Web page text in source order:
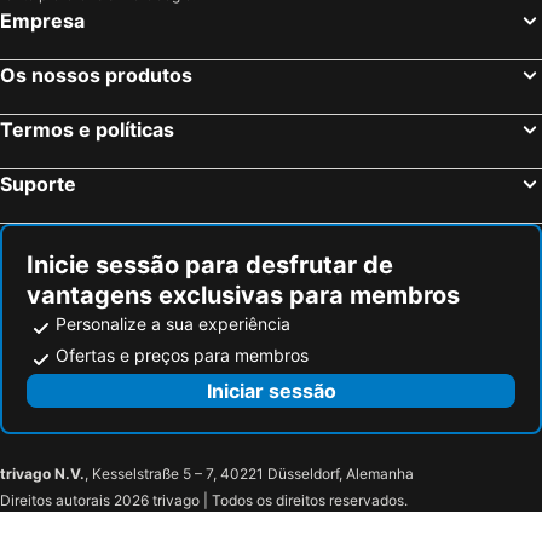
Chania, Creta Hotéis
Fira, Sul do Mar Egeu Hotéis
Ixia, Sul do Mar Egeu Hotéis
Oia, Sul do Mar Egeu Hotéis
Empresa
Os nossos produtos
Termos e políticas
Suporte
Inicie sessão para desfrutar de
vantagens exclusivas para membros
Personalize a sua experiência
Ofertas e preços para membros
Iniciar sessão
trivago N.V., Kesselstraße 5 – 7, 40221 Düsseldorf, Alemanha
Direitos autorais 2026 trivago | Todos os direitos reservados.